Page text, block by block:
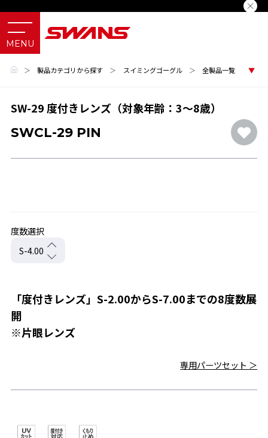
＞ 製品カテゴリから探す ＞ スイミングゴーグル ＞ 全製品一覧
SW-29 度付きレンズ（対象年齢：3～8歳）
SWCL-29 PIN
度数選択
「度付きレンズ」S-2.00からS-7.00までの8度数展
開
※片眼レンズ
専用パーツセット ＞